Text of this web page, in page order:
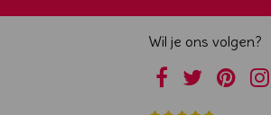
Wil je ons volgen?